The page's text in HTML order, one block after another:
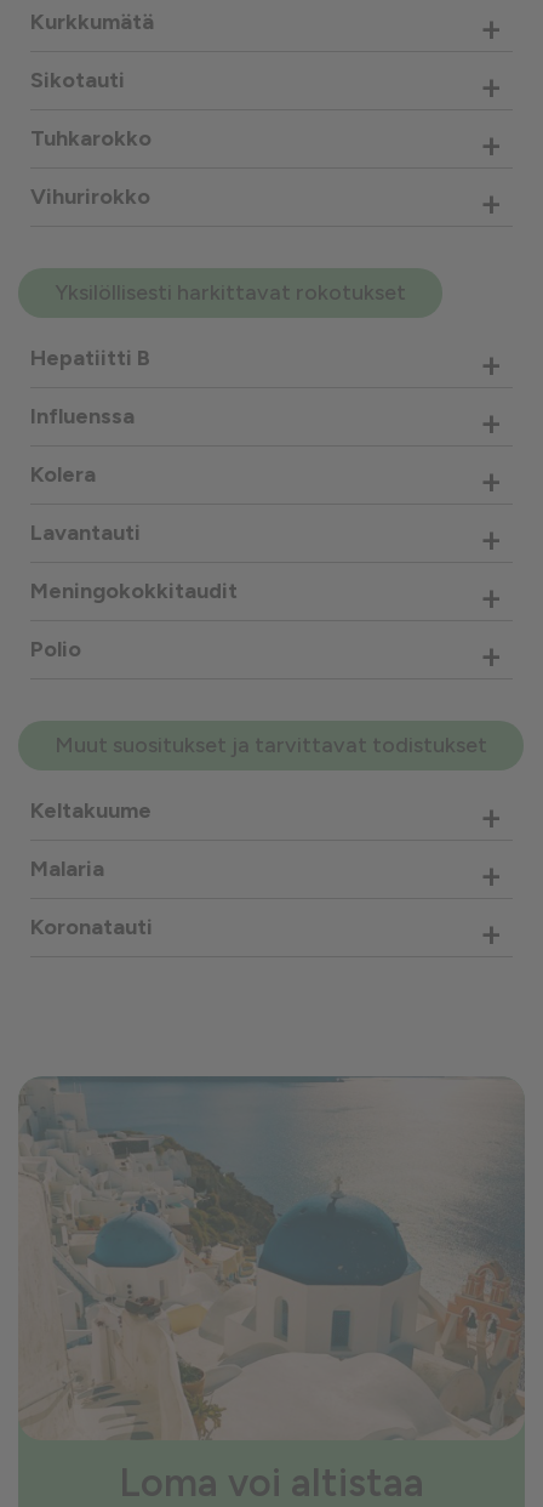
Kurkkumätä +
Sikotauti +
Tuhkarokko +
Vihurirokko +
Yksilöllisesti harkittavat rokotukset
Hepatiitti B +
Influenssa +
Kolera +
Lavantauti +
Meningokokkitaudit +
Polio +
Muut suositukset ja tarvittavat todistukset
Keltakuume +
Malaria +
Koronatauti +
Loma voi altistaa